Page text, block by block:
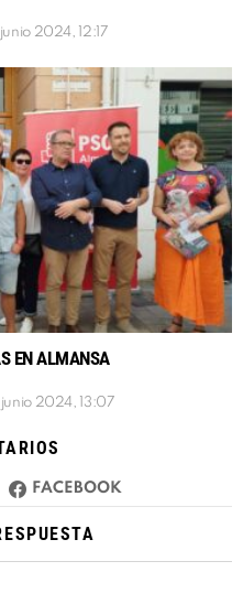
2024, 12:17
EN ALMANSA
2024, 13:07
FACEBOOK